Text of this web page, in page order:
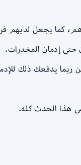
كما يجعل لديهم
حتى إدمان المخدرات.
يدفعك ذلك
هذا الحدث كله.